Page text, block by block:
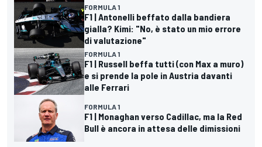
FORMULA 1
F1 | Antonelli beffato dalla bandiera
gialla? Kimi: "No, è stato un mio errore
di valutazione"
FORMULA 1
F1 | Russell beffa tutti (con Max a muro)
e si prende la pole in Austria davanti
alle Ferrari
FORMULA 1
F1 | Monaghan verso Cadillac, ma la Red
Bull è ancora in attesa delle dimissioni